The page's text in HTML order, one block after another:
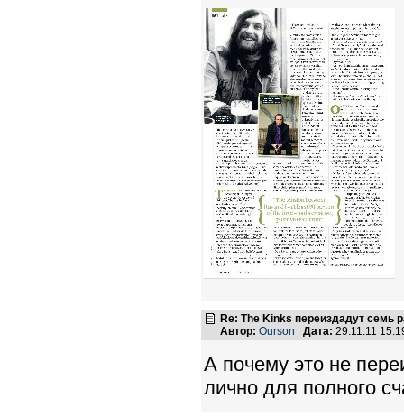
Re: The Kinks переиздадут семь
Автор: Ourson Дата: 29.11.11
А почему это не
лично для полного